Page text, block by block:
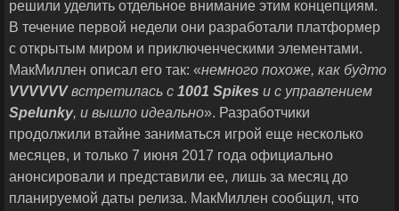
решили уделить отдельное внимание этим концепциям.
В течение первой недели они разработали платформер
с открытым миром и приключенческими элементами.
МакМиллен описал его так: «немного похоже, как будто
VVVVVV встретилась с 1001 Spikes и с управлением
Spelunky, и вышло идеально». Разработчики
продолжили втайне заниматься игрой еще несколько
месяцев, и только 7 июня 2017 года официально
анонсировали и представили ее, лишь за месяц до
планируемой даты релиза. МакМиллен сообщил, что